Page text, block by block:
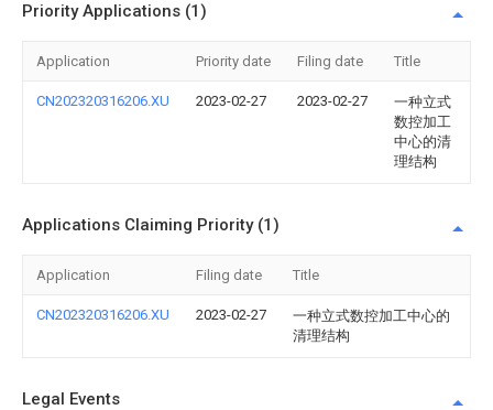
Priority Applications (1)
Application Priority date Filing date Title
CN202320316206.XU 2023-02-27 2023-02-27
一种立式
数控加工
中心的清
理结构
Applications Claiming Priority (1)
Application Filing date Title
CN202320316206.XU 2023-02-27
一种立式数控加工中心的
清理结构
Legal Events